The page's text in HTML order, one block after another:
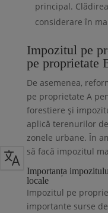
principal.
considerare în
Impozitul pe
pe proprietate
De asemenea,
pe proprietate A
forestiere și
aplică terenurilor
zonele urbane. În
să facă impozitul
Importanța
locale
Impozitul pe
importante surse